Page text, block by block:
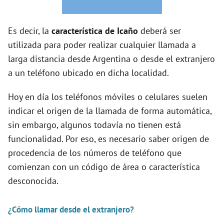
Es decir, la característica de Icaño deberá ser
utilizada para poder realizar cualquier llamada a
larga distancia desde Argentina o desde el extranjero
a un teléfono ubicado en dicha localidad.
Hoy en día los teléfonos móviles o celulares suelen
indicar el origen de la llamada de forma automática,
sin embargo, algunos todavía no tienen está
funcionalidad. Por eso, es necesario saber origen de
procedencia de los números de teléfono que
comienzan con un código de área o característica
desconocida.
¿Cómo llamar desde el extranjero?